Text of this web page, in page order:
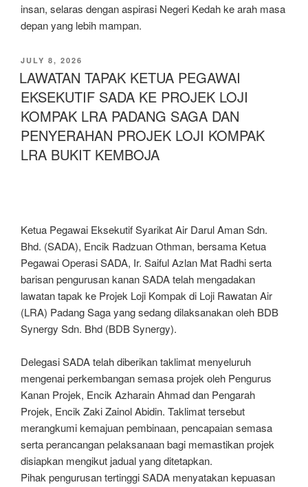
insan, selaras dengan aspirasi Negeri Kedah ke arah masa
depan yang lebih mampan.
JULY 8, 2026
LAWATAN TAPAK KETUA PEGAWAI
EKSEKUTIF SADA KE PROJEK LOJI
KOMPAK LRA PADANG SAGA DAN
PENYERAHAN PROJEK LOJI KOMPAK
LRA BUKIT KEMBOJA
Ketua Pegawai Eksekutif Syarikat Air Darul Aman Sdn.
Bhd. (SADA), Encik Radzuan Othman, bersama Ketua
Pegawai Operasi SADA, Ir. Saiful Azlan Mat Radhi serta
barisan pengurusan kanan SADA telah mengadakan
lawatan tapak ke Projek Loji Kompak di Loji Rawatan Air
(LRA) Padang Saga yang sedang dilaksanakan oleh BDB
Synergy Sdn. Bhd (BDB Synergy).
Delegasi SADA telah diberikan taklimat menyeluruh
mengenai perkembangan semasa projek oleh Pengurus
Kanan Projek, Encik Azharain Ahmad dan Pengarah
Projek, Encik Zaki Zainol Abidin. Taklimat tersebut
merangkumi kemajuan pembinaan, pencapaian semasa
serta perancangan pelaksanaan bagi memastikan projek
disiapkan mengikut jadual yang ditetapkan.
Pihak pengurusan tertinggi SADA menyatakan kepuasan